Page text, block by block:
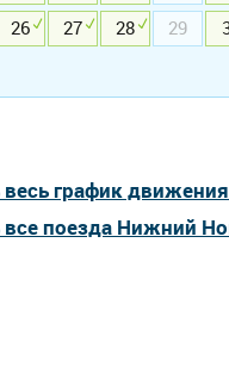
26 27 28 29
весь график
все поезда Нижний